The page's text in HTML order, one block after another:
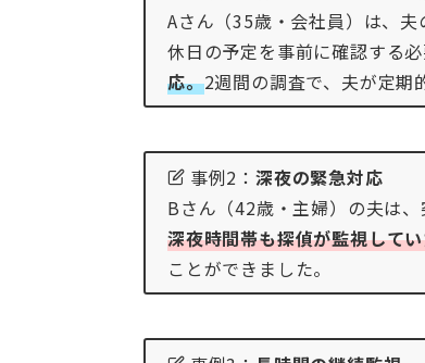
Aさん（35歳・会社員）は、
休日の予定を事前に確認する
応。2週間の調査で、夫が定期
事例2：深夜の緊急対応
Bさん（42歳・主婦）の夫は、
深夜時間帯も探偵が監視して
ことができました。